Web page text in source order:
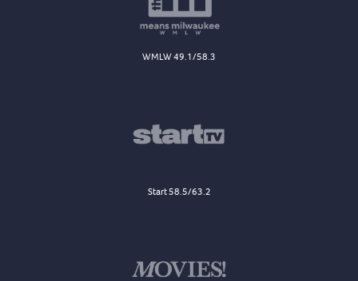
WMLW 49.1/58.3
Start 58.5/63.2